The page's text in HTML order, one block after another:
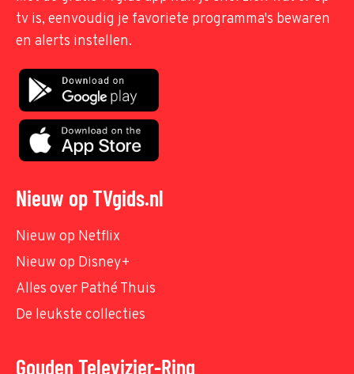
tv is, eenvoudig je favoriete programma's bewaren
en alerts instellen.
Nieuw op TVgids.nl
Nieuw op Netflix
Nieuw op Disney+
Alles over Pathé Thuis
De leukste collecties
Gouden Televizier-Ring